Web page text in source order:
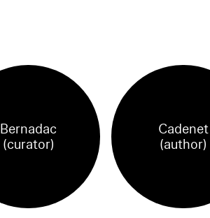
Bernadac
(curator)
Cadenet
(author)